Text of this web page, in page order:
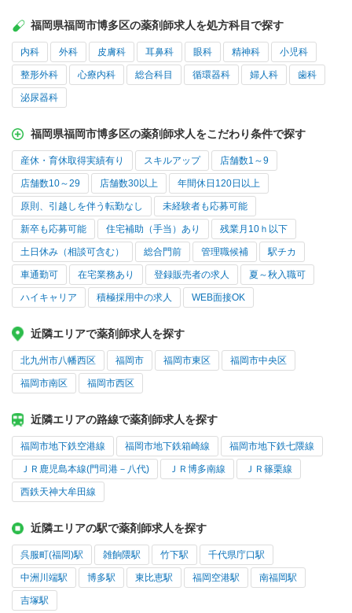
福岡県福岡市博多区の薬剤師求人を処方科目で探す
内科 外科 皮膚科 耳鼻科 眼科 精神科 小児科
整形外科 心療内科 総合科目 循環器科 婦人科 歯科
泌尿器科
福岡県福岡市博多区の薬剤師求人をこだわり条件で探す
産休・育休取得実績有り スキルアップ 店舗数1～9
店舗数10～29 店舗数30以上 年間休日120日以上
原則、引越しを伴う転勤なし 未経験者も応募可能
新卒も応募可能 住宅補助（手当）あり 残業月10ｈ以下
土日休み（相談可含む） 総合門前 管理職候補 駅チカ
車通勤可 在宅業務あり 登録販売者の求人 夏～秋入職可
ハイキャリア 積極採用中の求人 WEB面接OK
近隣エリアで薬剤師求人を探す
北九州市八幡西区 福岡市 福岡市東区 福岡市中央区
福岡市南区 福岡市西区
近隣エリアの路線で薬剤師求人を探す
福岡市地下鉄空港線 福岡市地下鉄箱崎線 福岡市地下鉄七隈線
ＪＲ鹿児島本線(門司港－八代) ＪＲ博多南線 ＪＲ篠栗線
西鉄天神大牟田線
近隣エリアの駅で薬剤師求人を探す
呉服町(福岡)駅 雑餉隈駅 竹下駅 千代県庁口駅
中洲川端駅 博多駅 東比恵駅 福岡空港駅 南福岡駅
吉塚駅